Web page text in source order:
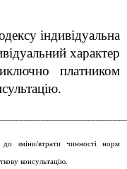
індивідуальна
характер
платником
до зміни/втрати чинності норм
консультацію.